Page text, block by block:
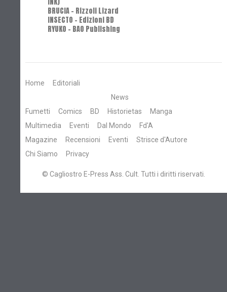
BRUCIA - Rizzoli Lizard
INSECTO - Edizioni BD
RYUKO - BAO Publishing
Home
Editoriali
News
Fumetti
Comics BD Historietas
Manga
Multimedia
Eventi Dal Mondo
Fd'A
Magazine
Recensioni Eventi
Strisce d'Autore
Chi Siamo
Privacy
© Cagliostro E-Press Ass. Cult. Tutti i diritti riservati.